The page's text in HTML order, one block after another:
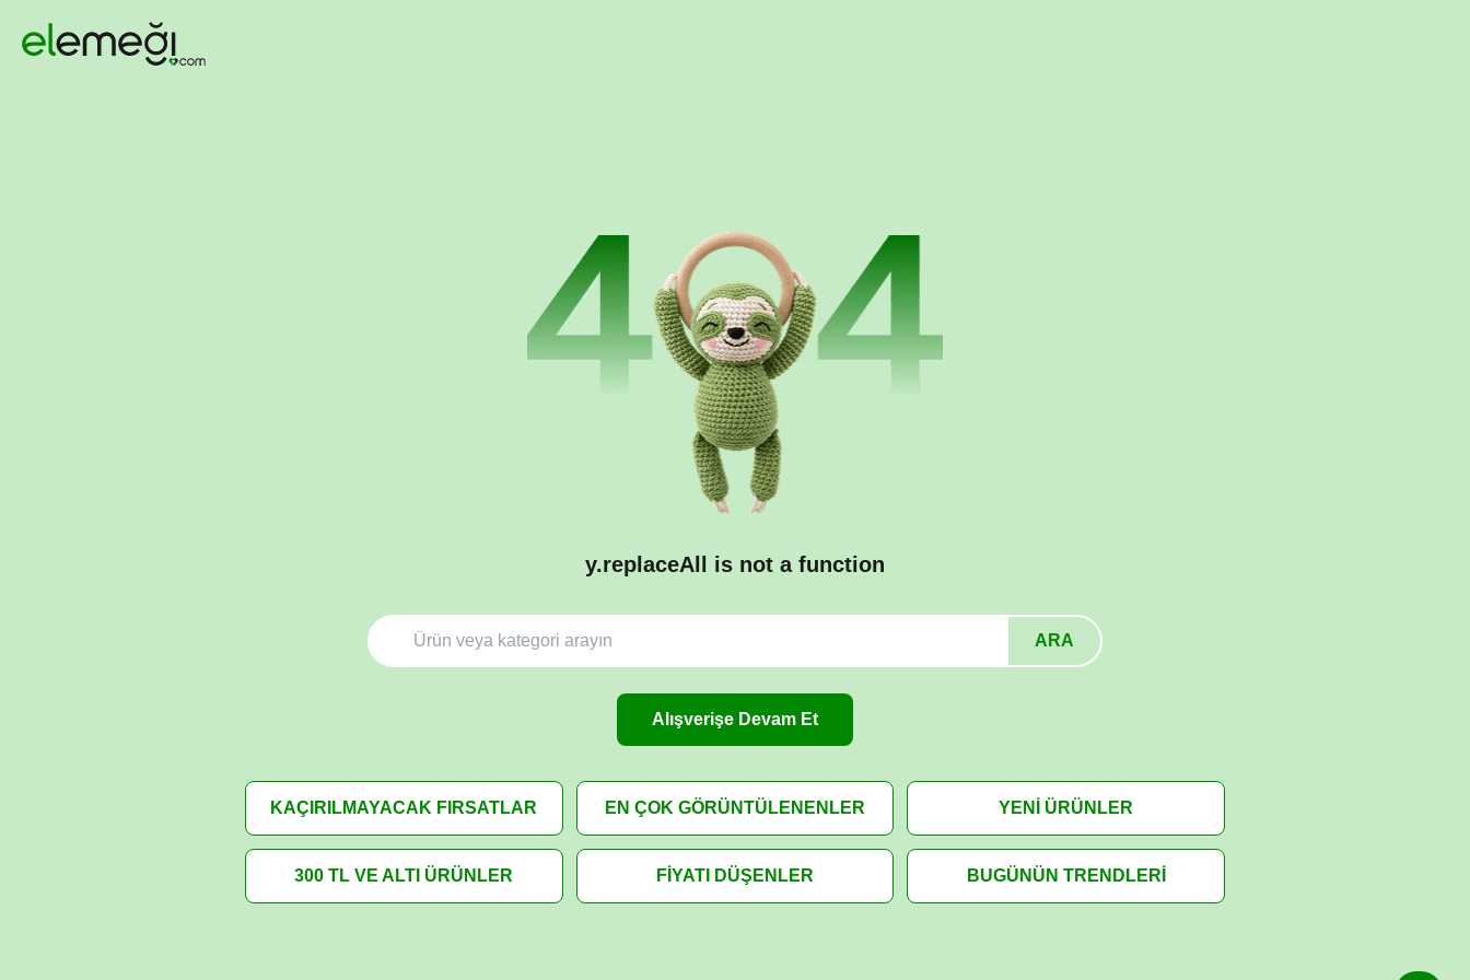
y.replaceAll is not a function
ARA
Alışverişe Devam Et
KAÇIRILMAYACAK FIRSATLAR EN ÇOK GÖRÜNTÜLENENLER YENİ ÜRÜNLER
300 TL VE ALTI ÜRÜNLER FİYATI DÜŞENLER BUGÜNÜN TRENDLERİ